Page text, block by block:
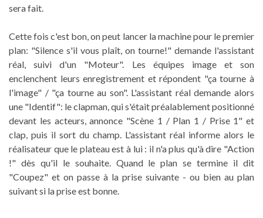
sera fait.
Cette fois c'est bon, on peut lancer la machine pour le premier
plan: "Silence s'il vous plaît, on tourne!" demande l'assistant
réal, suivi d'un "Moteur". Les équipes image et son
enclenchent leurs enregistrement et répondent "ça tourne à
l'image" / "ça tourne au son". L'assistant réal demande alors
une "Identif": le clapman, qui s'était préalablement positionné
devant les acteurs, annonce "Scène 1 / Plan 1 / Prise 1" et
clap, puis il sort du champ. L'assistant réal informe alors le
réalisateur que le plateau est à lui : il n'a plus qu'à dire "Action
!" dès qu'il le souhaite. Quand le plan se termine il dit
"Coupez" et on passe à la prise suivante - ou bien au plan
suivant si la prise est bonne.